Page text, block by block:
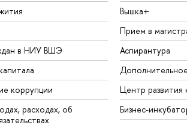
в НИУ ВШЭ
коррупции
расходах, об
Вышка+
Прием в
Аспирантура
Центр развития
Бизнес-